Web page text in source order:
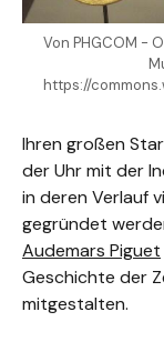
Von PHGCOM -
https://
Ihren großen
der Uhr mit der
in deren Verlauf
gegründet
Audemars Piguet
Geschichte der
mitgestalten.